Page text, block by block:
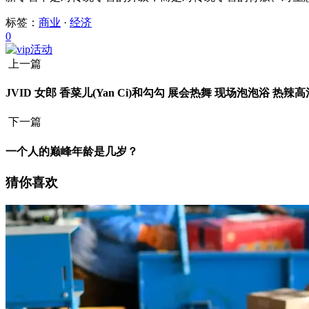
标签： 商业 · 经济
0
上一篇
JVID 女郎 香菜儿(Yan Ci)和勾勾 展会热舞 现场泡泡浴 热辣高
下一篇
一个人的巅峰年龄是几岁？
猜你喜欢